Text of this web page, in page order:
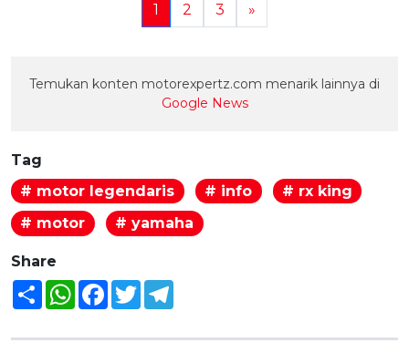
1 2 3 »
Temukan konten motorexpertz.com menarik lainnya di
Google News
Tag
# motor legendaris
# info
# rx king
# motor
# yamaha
Share
Share WhatsAppFacebook
Twitter